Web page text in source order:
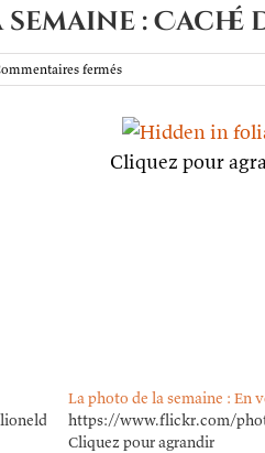
:
ferméssur
La
de
semaine :
Cliquez pour
54703120626/in/
La photo de la semaine : En
https://www.flickr.com/
Cliquez pour agrandir